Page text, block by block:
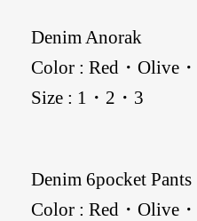
Denim Anorak
Color : Red・Olive
Size : 1・2・3
Denim 6pocket Pants
Color : Red・Olive